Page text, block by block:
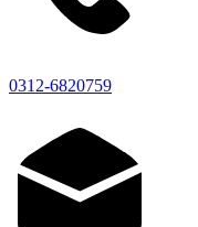
0312-6820759